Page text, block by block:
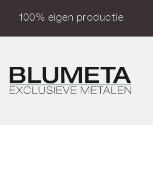
100% eigen productie